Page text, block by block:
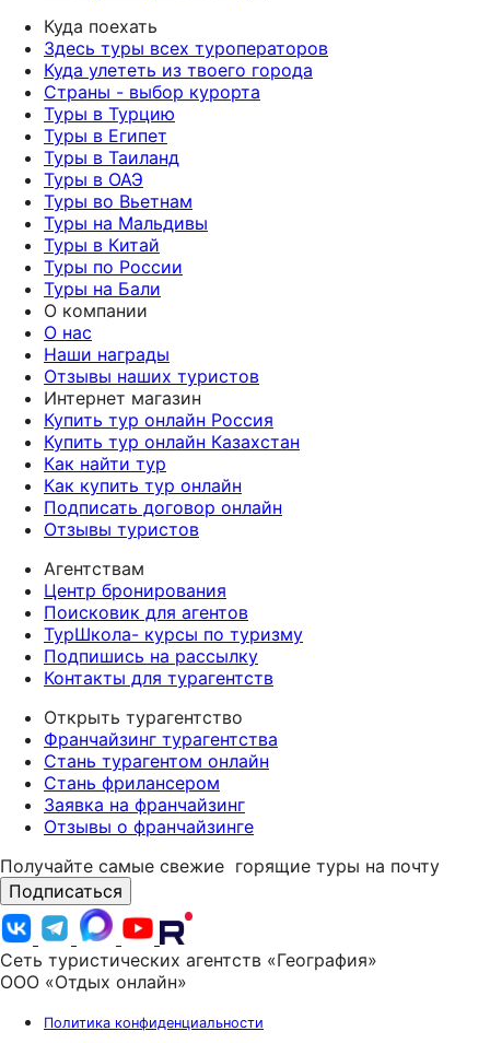
Куда поехать
Здесь туры всех туроператоров
Куда улететь из твоего города
Страны - выбор курорта
Туры в Турцию
Туры в Египет
Туры в Таиланд
Туры в ОАЭ
Туры во Вьетнам
Туры на Мальдивы
Туры в Китай
Туры по России
Туры на Бали
О компании
О нас
Наши награды
Отзывы наших туристов
Интернет магазин
Купить тур онлайн Россия
Купить тур онлайн Казахстан
Как найти тур
Как купить тур онлайн
Подписать договор онлайн
Отзывы туристов
Агентствам
Центр бронирования
Поисковик для агентов
ТурШкола- курсы по туризму
Подпишись на рассылку
Контакты для турагентств
Открыть турагентство
Франчайзинг турагентства
Стань турагентом онлайн
Стань фрилансером
Заявка на франчайзинг
Отзывы о франчайзинге
Получайте самые свежие горящие туры на почту
Подписаться
Сеть туристических агентств «География»
ООО «Отдых онлайн»
Политика конфиденциальности